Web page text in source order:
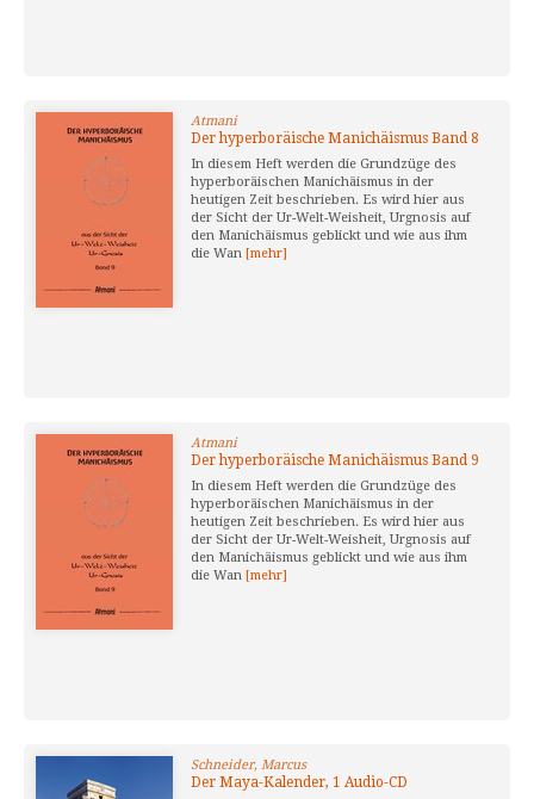
Atmani
Der hyperboräische Manichäismus Band 8
In diesem Heft werden die Grundzüge des
hyperboräischen Manichäismus in der
heutigen Zeit beschrieben. Es wird hier aus
der Sicht der Ur-Welt-Weisheit, Urgnosis auf
den Manichäismus geblickt und wie aus ihm
die Wan [mehr]
Atmani
Der hyperboräische Manichäismus Band 9
In diesem Heft werden die Grundzüge des
hyperboräischen Manichäismus in der
heutigen Zeit beschrieben. Es wird hier aus
der Sicht der Ur-Welt-Weisheit, Urgnosis auf
den Manichäismus geblickt und wie aus ihm
die Wan [mehr]
Schneider, Marcus
Der Maya-Kalender, 1 Audio-CD